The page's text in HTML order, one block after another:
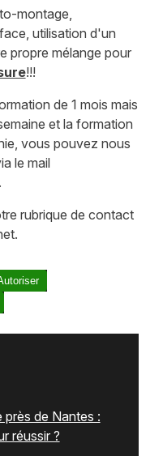
montage,
utilisation d'un
propre mélange pour
!!!
de 1 mois mais
et la formation
vous pouvez nous
le mail
rubrique de contact
près de Nantes :
réussir ?